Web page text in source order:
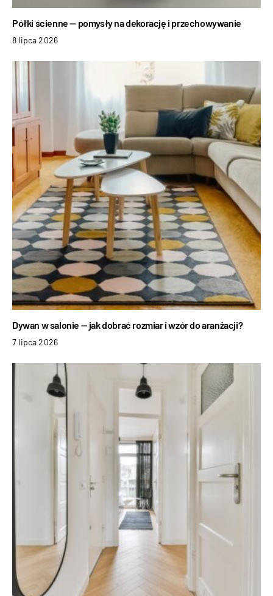
Półki ścienne — pomysły na dekorację i przechowywanie
8 lipca 2026
Dywan w salonie — jak dobrać rozmiar i wzór do aranżacji?
7 lipca 2026